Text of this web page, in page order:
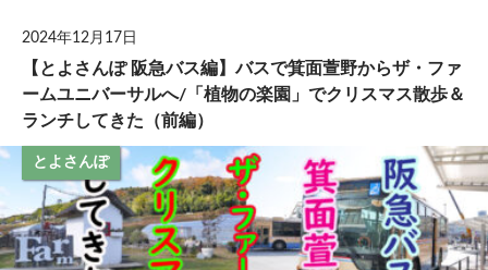
2024年12月17日
【とよさんぽ 阪急バス編】バスで箕面萱野からザ・ファ
ームユニバーサルへ/「植物の楽園」でクリスマス散歩＆
ランチしてきた（前編）
とよさんぽ